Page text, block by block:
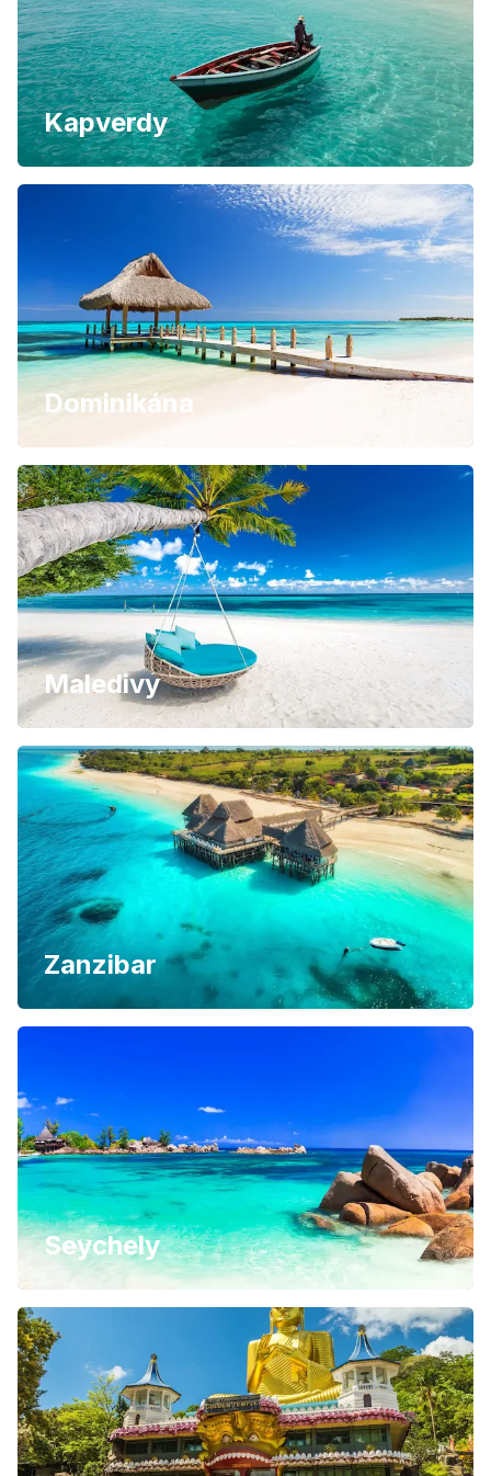
Kapverdy
Dominikána
Maledivy
Zanzibar
Seychely